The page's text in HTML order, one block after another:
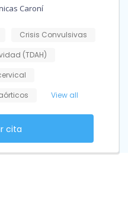
Caroní
Crisis Convulsivas
(TDAH)
View all
cita